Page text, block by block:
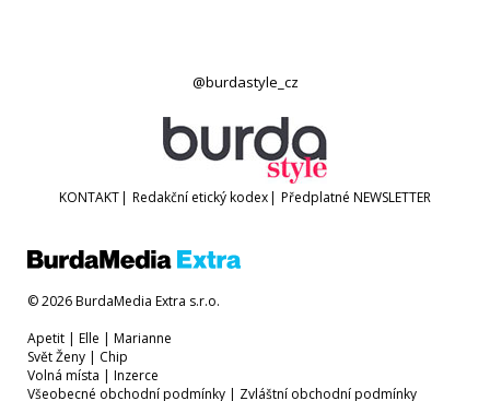
@burdastyle_cz
KONTAKT| Redakční etický kodex| Předplatné NEWSLETTER
© 2026 BurdaMedia Extra s.r.o.
Apetit | Elle | Marianne
Svět Ženy | Chip
Volná místa | Inzerce
Všeobecné obchodní podmínky | Zvláštní obchodní podmínky